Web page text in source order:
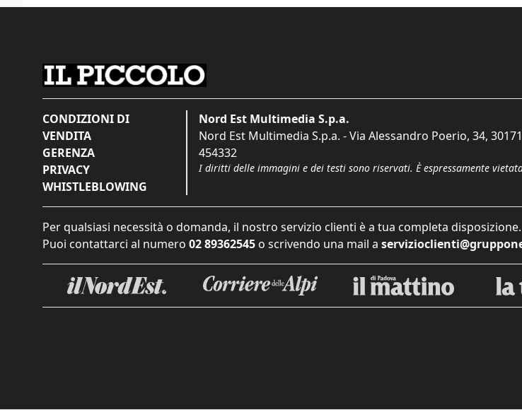
CONDIZIONI DI
VENDITA
GERENZA
PRIVACY
WHISTLEBLOWING
Nord Est Multimedia S.p.a.
Nord Est Multimedia S.p.a. - Via Alessandro Poerio, 34, 30171
454332
I diritti delle immagini e dei testi sono riservati. È espressamente
Per qualsiasi necessità o domanda, il nostro servizio clienti è a tua completa disposizione.
Puoi contattarci al numero 02 89362545 o scrivendo una mail a